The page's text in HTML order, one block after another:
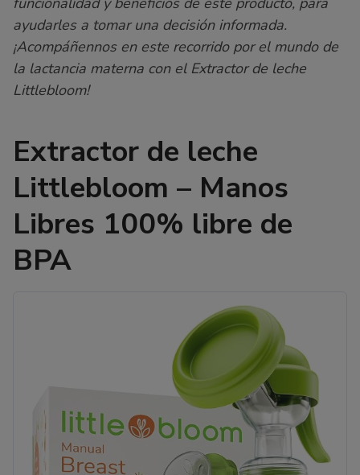
ayudarles a tomar una decisión informada.
¡Acompáñennos en este recorrido por el mundo de
la lactancia materna con el Extractor de leche
Littlebloom!
Extractor de leche
Littlebloom – Manos
Libres 100% libre de
BPA